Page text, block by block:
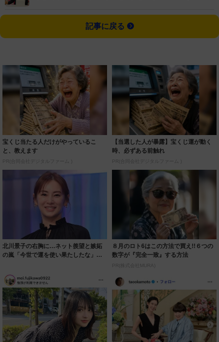
記事に戻る
宝くじ当たる人だけがやっているこ
と、教えます
PR(合同会社デジタルファーム )
【当選した人が暴露】宝くじ運が動く
時、必ずある前触れ
PR(合同会社デジタルファーム )
北川景子の右胸に…ネット羨望と嫉妬
の嵐「今世で運を使い果たしたな」
８月のロト6はこの方法で買え!!６つの
数字が『完全一致』する方法
PR(株式会社MURA)